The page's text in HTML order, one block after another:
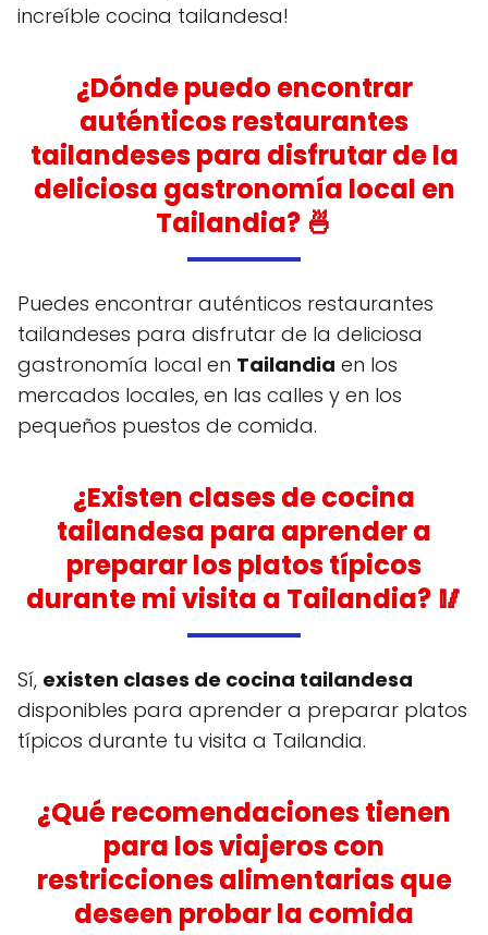
increíble cocina tailandesa!
¿Dónde puedo encontrar
auténticos restaurantes
tailandeses para disfrutar de la
deliciosa gastronomía local en
Tailandia? 🍜
Puedes encontrar auténticos restaurantes
tailandeses para disfrutar de la deliciosa
gastronomía local en Tailandia en los
mercados locales, en las calles y en los
pequeños puestos de comida.
¿Existen clases de cocina
tailandesa para aprender a
preparar los platos típicos
durante mi visita a Tailandia? 🥢
Sí, existen clases de cocina tailandesa
disponibles para aprender a preparar platos
típicos durante tu visita a Tailandia.
¿Qué recomendaciones tienen
para los viajeros con
restricciones alimentarias que
deseen probar la comida